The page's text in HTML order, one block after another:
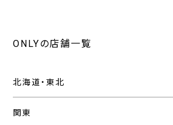
ONLYの店舗一覧
北海道・東北
関東